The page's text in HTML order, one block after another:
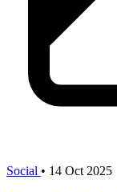
Social • 14 Oct 2025